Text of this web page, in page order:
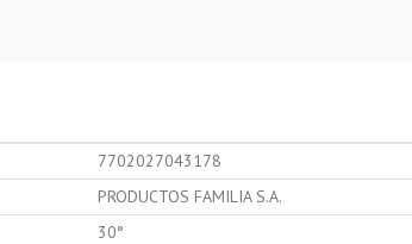
7702027043178
PRODUCTOS FAMILIA S.A.
30°